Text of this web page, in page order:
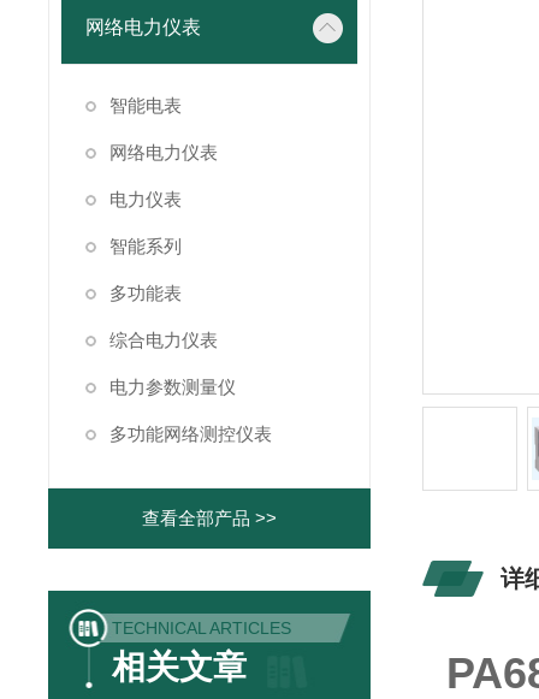
网络电力仪表
智能电表
网络电力仪表
电力仪表
智能系列
多功能表
综合电力仪表
电力参数测量仪
多功能网络测控仪表
查看全部产品 >>
TECHNICAL ARTICLES
相关文章
详